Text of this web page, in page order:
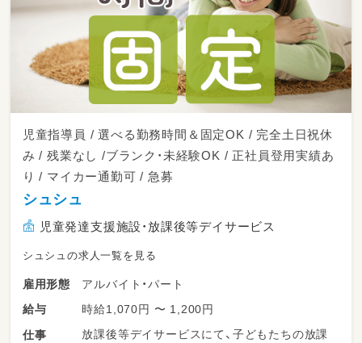
児童指導員 / 選べる勤務時間＆固定OK / 完全土日祝休
み / 残業なし /ブランク・未経験OK / 正社員登用実績あ
り / マイカー通勤可 / 急募
シュシュ
児童発達支援施設・放課後等デイサービス
シュシュの求人一覧を見る
雇用形態
アルバイト・パート
給与
時給1,070円 〜 1,200円
仕事
放課後等デイサービスにて、子どもたちの放課